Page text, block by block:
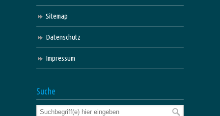
Sitemap
Datenschutz
Impressum
Suche